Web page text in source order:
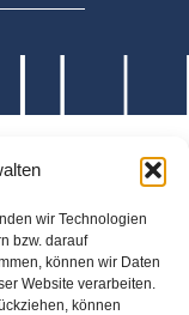
wir Technologien
bzw. darauf
können wir Daten
Website verarbeiten.
können